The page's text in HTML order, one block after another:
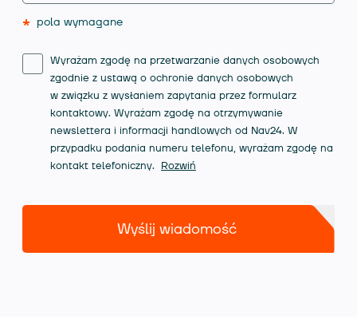
* pola wymagane
Wyrażam zgodę na przetwarzanie danych osobowych
zgodnie z ustawą o ochronie danych osobowych
w związku z wysłaniem zapytania przez formularz
kontaktowy. Wyrażam zgodę na otrzymywanie
newslettera i informacji handlowych od Nav24. W
przypadku podania numeru telefonu, wyrażam zgodę na
kontakt telefoniczny.
Rozwiń
Wyślij wiadomość